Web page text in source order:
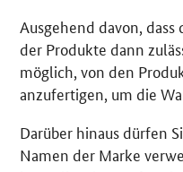
Ausgehend davon,
der Produkte dann
möglich, von den
anzufertigen, um die
Darüber hinaus dürfen
Namen der Marke